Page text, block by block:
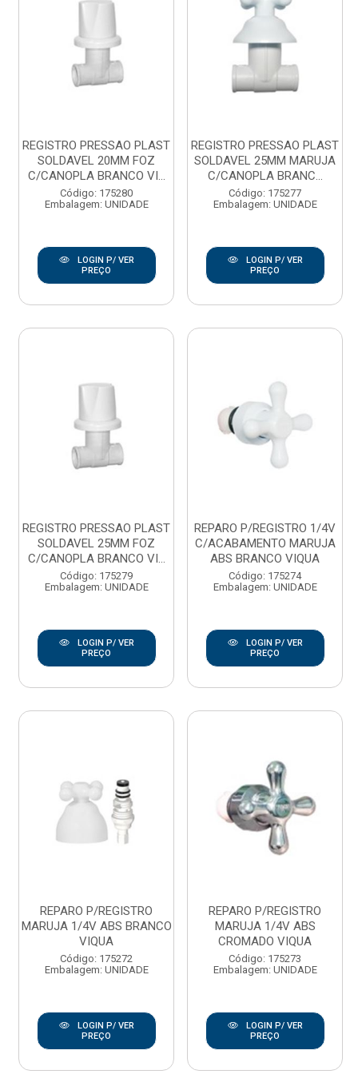
REGISTRO PRESSAO PLAST
SOLDAVEL 20MM FOZ
C/CANOPLA BRANCO VI...
Código: 175280
Embalagem: UNIDADE
LOGIN P/ VER
PREÇO
REGISTRO PRESSAO PLAST
SOLDAVEL 25MM MARUJA
C/CANOPLA BRANC...
Código: 175277
Embalagem: UNIDADE
LOGIN P/ VER
PREÇO
REGISTRO PRESSAO PLAST
SOLDAVEL 25MM FOZ
C/CANOPLA BRANCO VI...
Código: 175279
Embalagem: UNIDADE
LOGIN P/ VER
PREÇO
REPARO P/REGISTRO 1/4V
C/ACABAMENTO MARUJA
ABS BRANCO VIQUA
Código: 175274
Embalagem: UNIDADE
LOGIN P/ VER
PREÇO
REPARO P/REGISTRO
MARUJA 1/4V ABS BRANCO
VIQUA
Código: 175272
Embalagem: UNIDADE
LOGIN P/ VER
PREÇO
REPARO P/REGISTRO
MARUJA 1/4V ABS
CROMADO VIQUA
Código: 175273
Embalagem: UNIDADE
LOGIN P/ VER
PREÇO